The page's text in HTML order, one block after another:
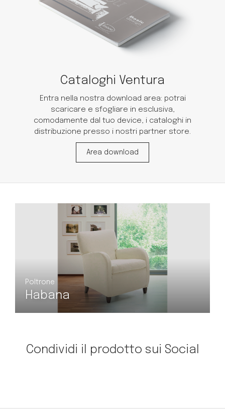
Cataloghi Ventura
Entra nella nostra download area: potrai
scaricare e sfogliare in esclusiva,
comodamente dal tuo device, i cataloghi in
distribuzione presso i nostri partner store.
Area download
Panama
Condividi il prodotto sui Social